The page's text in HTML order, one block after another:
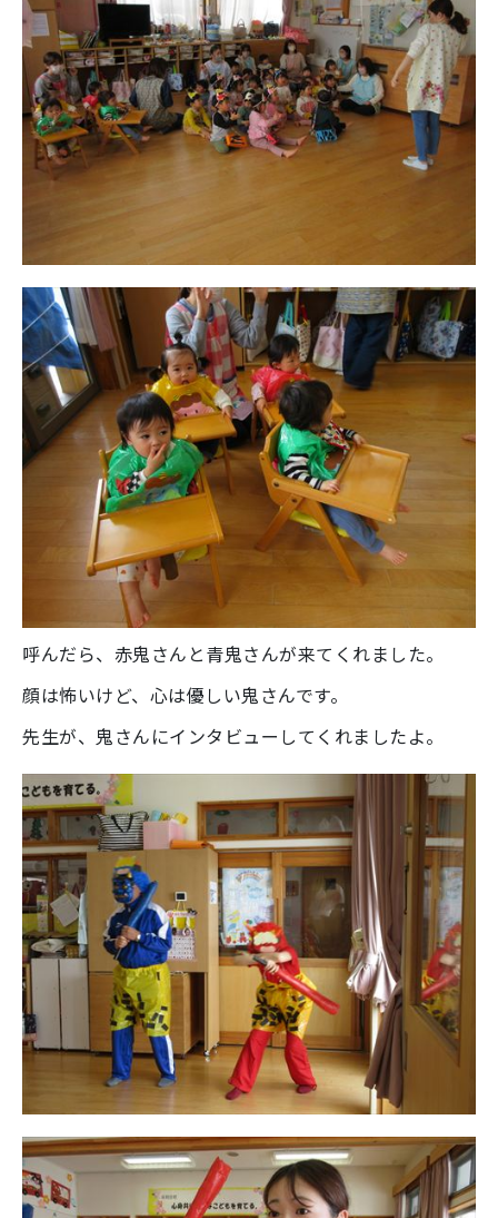
呼んだら、赤鬼さんと青鬼さんが来てくれました。
顔は怖いけど、心は優しい鬼さんです。
先生が、鬼さんにインタビューしてくれましたよ。